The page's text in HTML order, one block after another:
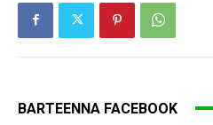
BARTEENNA FACEBOOK